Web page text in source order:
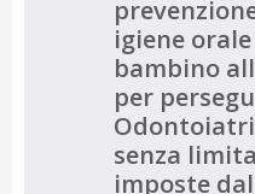
igiene
bambino
per
senza
imposte